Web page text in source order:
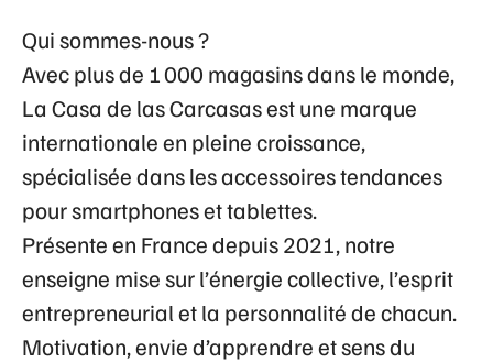
Qui sommes-nous ?
Avec plus de 1 000 magasins dans le monde,
La Casa de las Carcasasest une marque
internationale en pleine croissance,
spécialisée dans les accessoires tendances
pour smartphones et tablettes.
Présente en France depuis 2021, notre
enseigne mise surl’énergie collective,l’esprit
entrepreneurialetla personnalité de chacun.
Motivation, envie d’apprendre et sens du